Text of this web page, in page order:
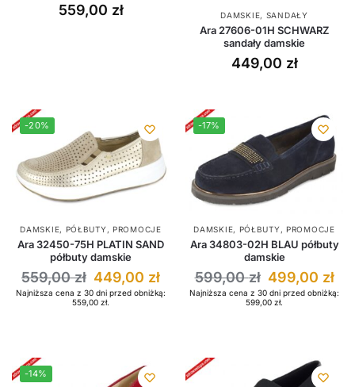
559,00 zł DAMSKIE, SANDAŁY
Ara 27606-01H SCHWARZ
sandały damskie
449,00 zł
-20%
DAMSKIE, PÓŁBUTY , PROMOCJE
Ara 32450-75H PLATIN SAND
półbuty damskie
559,00zł 449,00 zł
Najniższa cena z 30 dni przed obniżką:
559,00 zł.
-17%
DAMSKIE, PÓŁBUTY , PROMOCJE
Ara 34803-02H BLAU półbuty
damskie
599,00zł 499,00 zł
Najniższa cena z 30 dni przed obniżką:
599,00 zł.
-14%